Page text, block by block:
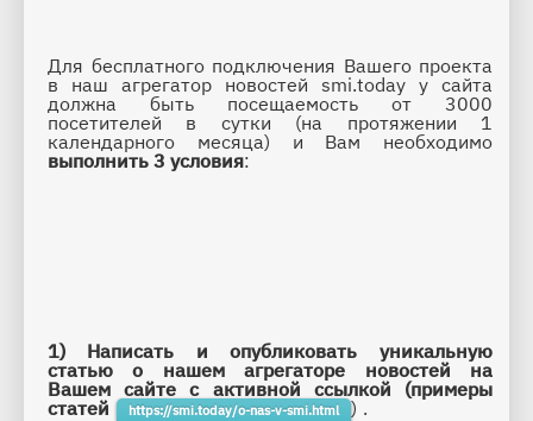
Для бесплатного подключения Вашего проекта
в наш агрегатор новостей smi.today у сайта
должна быть посещаемость от 3000
посетителей в сутки (на протяжении 1
выполнить 3 условия:
1) Написать и опубликовать уникальную
статью о нашем агрегаторе новостей на
Вашем сайте c активной ссылкой (примеры
статей
https://smi.today/o-nas-v-smi.html ) .